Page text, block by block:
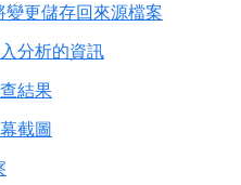
更儲存回來源檔案
分析的資訊
結果
截圖